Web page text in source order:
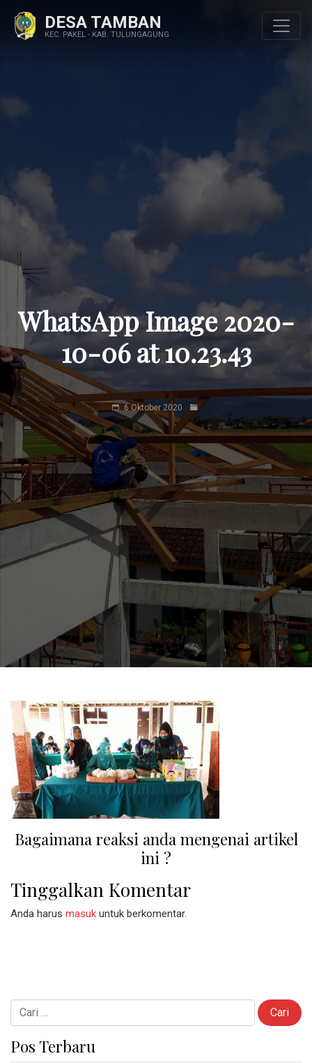
DESA TAMBAN
KEC. PAKEL - KAB. TULUNGAGUNG
WhatsApp Image 2020-
10-06 at 10.23.43
6 Oktober 2020
Bagaimana reaksi anda mengenai artikel
ini ?
Tinggalkan Komentar
Anda harus masuk untuk berkomentar.
Cari untuk:
Pos Terbaru